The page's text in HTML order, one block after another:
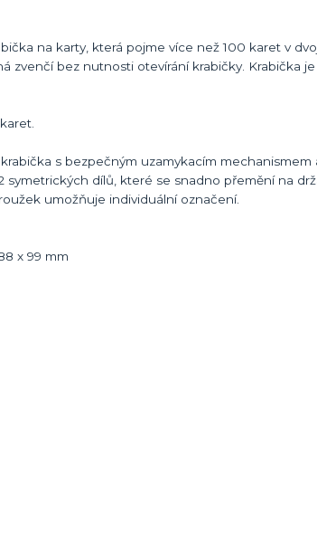
na karty, která pojme více než 100 karet v
zvenčí bez nutnosti otevírání krabičky. Krabička
s bezpečným uzamykacím mechanismem
symetrických dílů, které se snadno přemění na
umožňuje individuální označení.
x 99 mm